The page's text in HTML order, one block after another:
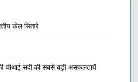
खेल सितारे
चौथाई सदी की सबसे बड़ी असफलतायें